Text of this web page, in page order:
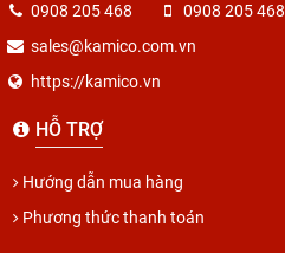
0908 205 468
0908 205 468
sales@kamico.com.vn
https://kamico.vn
HỖ TRỢ
Hướng dẫn mua hàng
Phương thức thanh toán